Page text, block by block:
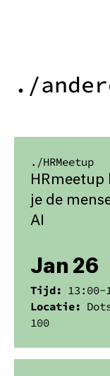
./
./HRMeetup
HRmeetup
je de
AI
Jan 26
Tijd: 13:00-
Locatie:
100